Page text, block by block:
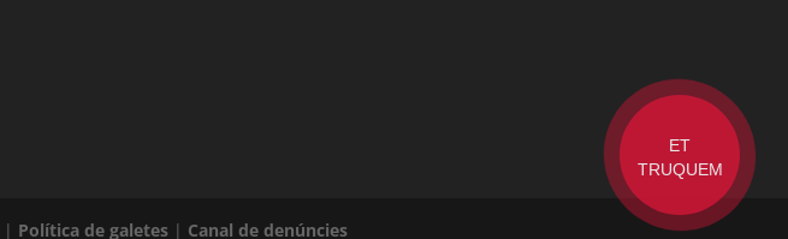
| Política de galetes | Canal de denúncies
TRUQUEM